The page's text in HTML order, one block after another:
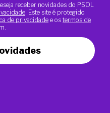
receber novidades do PSOL
. Este site é protegido
de privacidade e os termos de